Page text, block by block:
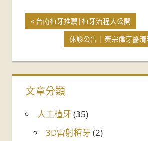
診
所-
台
台南植牙推薦|植牙流程大公開
休診公告｜黃宗偉牙醫
文章分類
人工植牙 (35)
3D雷射植牙 (2)